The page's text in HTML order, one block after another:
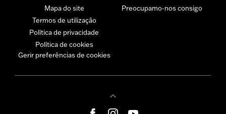
Mapa do site
Termos de utilização
Política de privacidade
Política de cookies
Gerir preferências de cookies
Preocupamo-nos consigo